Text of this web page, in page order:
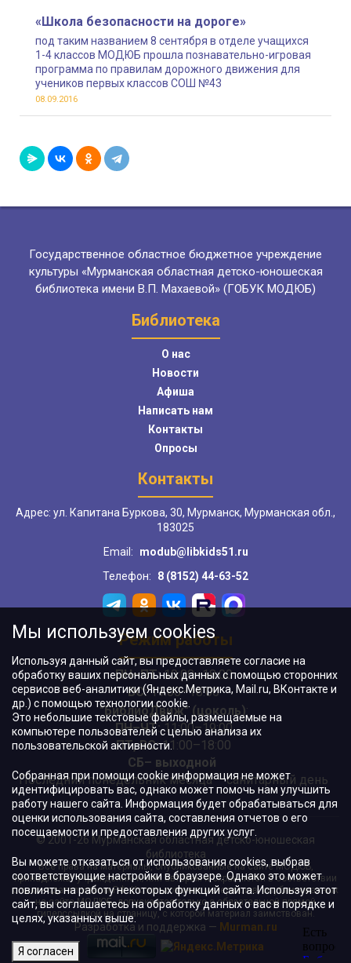
«Школа безопасности на дороге»
под таким названием 8 сентября в отделе учащихся
1-4 классов МОДЮБ прошла познавательно-игровая
программа по правилам дорожного движения для
учеников первых классов СОШ №43
08.09.2016
Государственное областное бюджетное учреждение
культуры «Мурманская областная детско-юношеская
библиотека имени В.П. Махаевой» (ГОБУК МОДЮБ)
Библиотека
О нас
Новости
Афиша
Написать нам
Контакты
Опросы
Контакты
Адрес: ул. Капитана Буркова, 30, Мурманск, Мурманская обл.,
183025
Email:
modub@libkids51.ru
Телефон:
8 (8152) 44-63-52
Режим работы
ПН–ПТ:10:00–18:00
ВС:11:00–18:00
"БиблиоДвиж" (цоколь):
ПН–ЧТ:11:00–19:00
ПТ, ВС:11:00–18:00
СБ– выходной
Последний понедельник месяца – санитарный день
© 2001-26 Мурманская областная детско-юношеская
библиотека
Все права на материалы, опубликованные на сайте МОДЮБ,
принадлежат учреждению и/или авторам и охраняются в соответствии
с законодательством РФ. Использование материалов, опубликованных
на сайте МОДЮБ, допускается только с обязательной прямой
гиперссылкой на страницу, с которой материал заимствован.
Разработка и поддержка — Murman.ru
Мы используем cookies
Используя данный сайт, вы предоставляете согласие на
обработку ваших персональных данных с помощью сторонних
сервисов веб-аналитики (Яндекс.Метрика, Mail.ru, ВКонтакте и
др.) с помощью технологии cookie.
Это небольшие текстовые файлы, размещаемые на
компьютере пользователей с целью анализа их
пользовательской активности.
Собранная при помощи cookie информация не может
идентифицировать вас, однако может помочь нам улучшить
работу нашего сайта. Информация будет обрабатываться для
оценки использования сайта, составления отчетов о его
посещаемости и предоставления других услуг.
Вы можете отказаться от использования cookies, выбрав
соответствующие настройки в браузере. Однако это может
повлиять на работу некоторых функций сайта. Используя этот
сайт, вы соглашаетесь на обработку данных о вас в порядке и
целях, указанных выше.
Я согласен